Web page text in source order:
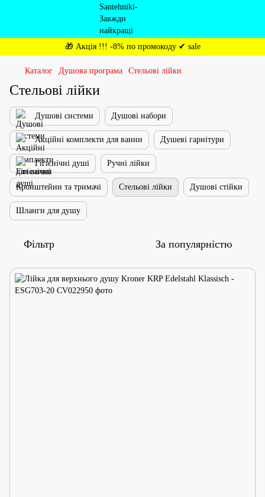
🎁 Акція !!! -8% по промокоду ✔ sale
Каталог Душова програма Стельові лійки
Стельові лійки
Душові системи Душові набори
Акційні комплекти для ванни Душеві гарнітури
Гігієнічні душі Ручні лійки
Кронштейни та тримачі Стельові лійки Душові стійки
Шланги для душу
Фільтр За популярністю